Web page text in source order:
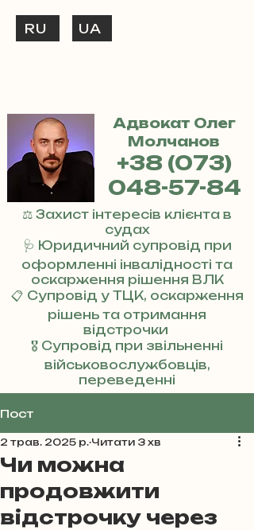
UA
RU
Адвокат Олег
Молчанов
+38 (073)
048-57-84
⚖️ Захист інтересів клієнта в
судах
🩺 Юридичний супровід при
оформленні інвалідності та
оскарження рішення ВЛК
📋 Супровід у ТЦК, оскарження
рішень та отримання
відстрочки
🎖 Супровід при звільненні
військовослужбовців,
переведенні
Реклама
Пост
Чи можна
продовжити
відстрочку через
2 трав. 2025 р. Читати 3 хв